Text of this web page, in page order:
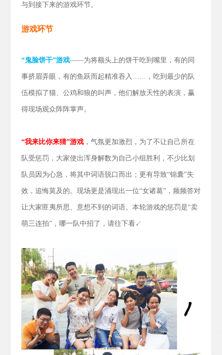
与到接下来的游戏环节。
游戏环节
“鬼脸饼干”游戏——为将额头上的饼干吃到嘴里，有的同
事挤眉弄眼，有的鱼跃而起精准吞入……，吃到最少的队
伍模拟了猫、公鸡和狼的叫声，他们解放天性的表演，赢
得现场观众阵阵掌声。
“我来比你来猜”游戏，气氛更加激烈，为了不让自己所在
队受惩罚，大家使出浑身解数为自己小组胜利，不少比划
队员因为心急，将其中词语脱口而出；更有导致“锦囊”失
效，追悔莫及的。现场更是涌现出一位“女诸葛”，频频答对
让大家匪夷所思、意想不到的词语。本轮游戏的惩罚是“卖
萌三连拍”，哪一队中招了，请往下看↙